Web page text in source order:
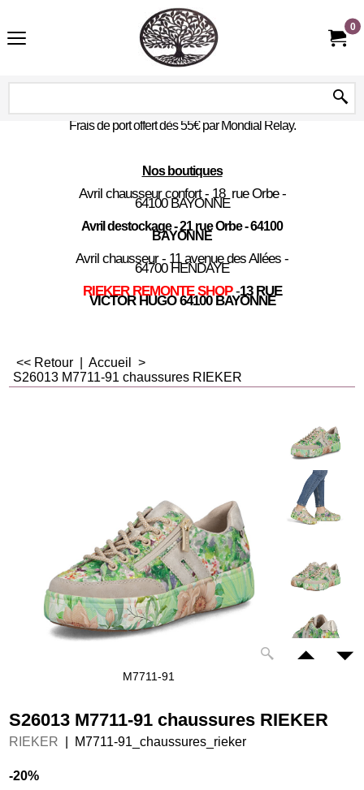
0
Frais de port offert dès 55€ par Mondial Relay.
Nos boutiques
Avril chausseur confort - 18 rue Orbe -
64100 BAYONNE
Avril destockage - 21 rue Orbe - 64100
BAYONNE
Avril chausseur - 11 avenue des Allées -
64700 HENDAYE
RIEKER REMONTE SHOP -13 RUE
VICTOR HUGO 64100 BAYONNE
<< Retour Accueil
>
S26013 M7711-91 chaussures RIEKER
M7711-91
S26013 M7711-91 chaussures RIEKER
RIEKER M7711-91_chaussures_rieker
-20%